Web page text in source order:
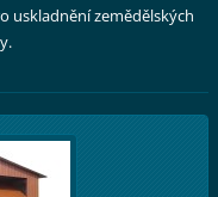
uskladnění zemědělských